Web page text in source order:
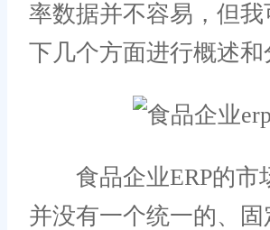
率数据并不容易，但我
下几个方面进行概述和
食品企业ERP的市
并没有一个统一的、固